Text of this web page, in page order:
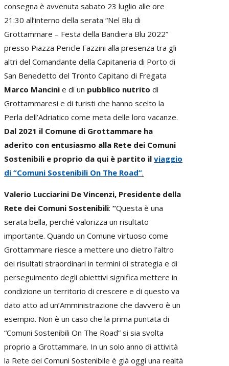
consegna è avvenuta sabato 23 luglio alle ore
21:30 all’interno della serata “Nel Blu di
Grottammare – Festa della Bandiera Blu 2022”
presso Piazza Pericle Fazzini alla presenza tra gli
altri del Comandante della Capitaneria di Porto di
San Benedetto del Tronto Capitano di Fregata
Marco Mancini e di un pubblico nutrito di
Grottammaresi e di turisti che hanno scelto la
Perla dell’Adriatico come meta delle loro vacanze.
Dal 2021 il Comune di Grottammare ha
aderito con entusiasmo alla Rete dei Comuni
Sostenibili e proprio da qui è partito il viaggio
di “Comuni Sostenibili On The Road”.
Valerio Lucciarini De Vincenzi, Presidente della
Rete dei Comuni Sostenibili: “Questa è una
serata bella, perché valorizza un risultato
importante. Quando un Comune virtuoso come
Grottammare riesce a mettere uno dietro l’altro
dei risultati straordinari in termini di strategia e di
perseguimento degli obiettivi significa mettere in
condizione un territorio di crescere e di questo va
dato atto ad un’Amministrazione che davvero è un
esempio. Non è un caso che la prima puntata di
“Comuni Sostenibili On The Road” si sia svolta
proprio a Grottammare. In un solo anno di attività
la Rete dei Comuni Sostenibile è già oggi una realtà